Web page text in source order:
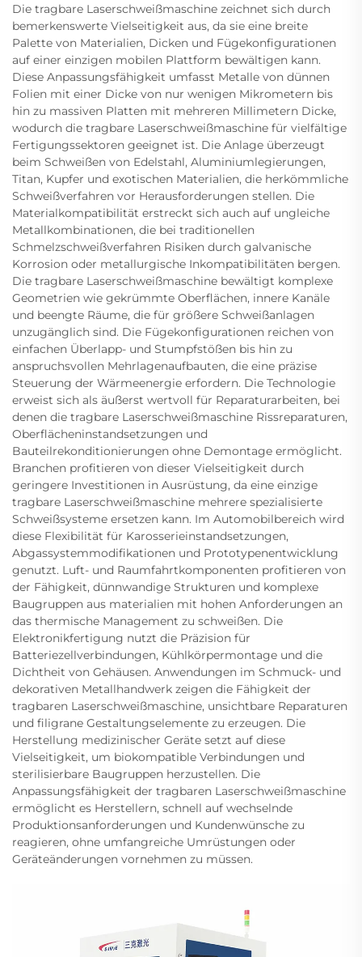
Die tragbare Laserschweißmaschine zeichnet sich durch
bemerkenswerte Vielseitigkeit aus, da sie eine breite
Palette von Materialien, Dicken und Fügekonfigurationen
auf einer einzigen mobilen Plattform bewältigen kann.
Diese Anpassungsfähigkeit umfasst Metalle von dünnen
Folien mit einer Dicke von nur wenigen Mikrometern bis
hin zu massiven Platten mit mehreren Millimetern Dicke,
wodurch die tragbare Laserschweißmaschine für vielfältige
Fertigungssektoren geeignet ist. Die Anlage überzeugt
beim Schweißen von Edelstahl, Aluminiumlegierungen,
Titan, Kupfer und exotischen Materialien, die herkömmliche
Schweißverfahren vor Herausforderungen stellen. Die
Materialkompatibilität erstreckt sich auch auf ungleiche
Metallkombinationen, die bei traditionellen
Schmelzschweißverfahren Risiken durch galvanische
Korrosion oder metallurgische Inkompatibilitäten bergen.
Die tragbare Laserschweißmaschine bewältigt komplexe
Geometrien wie gekrümmte Oberflächen, innere Kanäle
und beengte Räume, die für größere Schweißanlagen
unzugänglich sind. Die Fügekonfigurationen reichen von
einfachen Überlapp- und Stumpfstößen bis hin zu
anspruchsvollen Mehrlagenaufbauten, die eine präzise
Steuerung der Wärmeenergie erfordern. Die Technologie
erweist sich als äußerst wertvoll für Reparaturarbeiten, bei
denen die tragbare Laserschweißmaschine Rissreparaturen,
Oberflächeninstandsetzungen und
Bauteilrekonditionierungen ohne Demontage ermöglicht.
Branchen profitieren von dieser Vielseitigkeit durch
geringere Investitionen in Ausrüstung, da eine einzige
tragbare Laserschweißmaschine mehrere spezialisierte
Schweißsysteme ersetzen kann. Im Automobilbereich wird
diese Flexibilität für Karosserieinstandsetzungen,
Abgassystemmodifikationen und Prototypenentwicklung
genutzt. Luft- und Raumfahrtkomponenten profitieren von
der Fähigkeit, dünnwandige Strukturen und komplexe
Baugruppen aus materialien mit hohen Anforderungen an
das thermische Management zu schweißen. Die
Elektronikfertigung nutzt die Präzision für
Batteriezellverbindungen, Kühlkörpermontage und die
Dichtheit von Gehäusen. Anwendungen im Schmuck- und
dekorativen Metallhandwerk zeigen die Fähigkeit der
tragbaren Laserschweißmaschine, unsichtbare Reparaturen
und filigrane Gestaltungselemente zu erzeugen. Die
Herstellung medizinischer Geräte setzt auf diese
Vielseitigkeit, um biokompatible Verbindungen und
sterilisierbare Baugruppen herzustellen. Die
Anpassungsfähigkeit der tragbaren Laserschweißmaschine
ermöglicht es Herstellern, schnell auf wechselnde
Produktionsanforderungen und Kundenwünsche zu
reagieren, ohne umfangreiche Umrüstungen oder
Geräteänderungen vornehmen zu müssen.